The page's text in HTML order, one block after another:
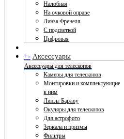
Налобная
На очковой оправе
Линза Френеля
С подсветкой
Цифровая
+- Аксессуары
Аксессуары для телескопов
Камеры для телескопов
Монтировки и комплектующие
к ним
Линзы Барлоу
Окуляры для телескопов
Для астрофото
Зеркала и призмы
Фильтры